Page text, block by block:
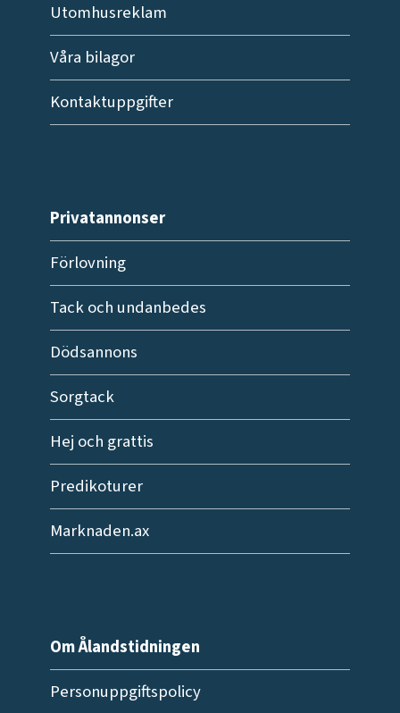
Utomhusreklam
Våra bilagor
Kontaktuppgifter
Privatannonser
Förlovning
Tack och undanbedes
Dödsannons
Sorgtack
Hej och grattis
Predikoturer
Marknaden.ax
Om Ålandstidningen
Personuppgiftspolicy